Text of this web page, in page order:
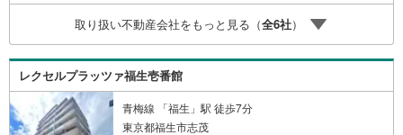
運用・相続など幅広くアドバイスいたします。ご契約前後
を問わず、安心してご利用いただけます。◆安心の環境◆
無料駐車場、キッズスペースを完備し、ご家族でのご来店
も安心です。の体制で皆様の住まい探しをサポートいたし
ます。
取り扱い不動産会社をもっと見る（全6社）
レクセルプラッツァ福生壱番館
青梅線 「福生」駅 徒歩7分
東京都福生市志茂